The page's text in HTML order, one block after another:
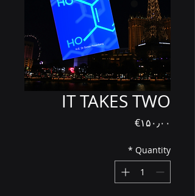
IT TAKES TWO
‎€۱۵۰٫۰۰Price
Quantity
*